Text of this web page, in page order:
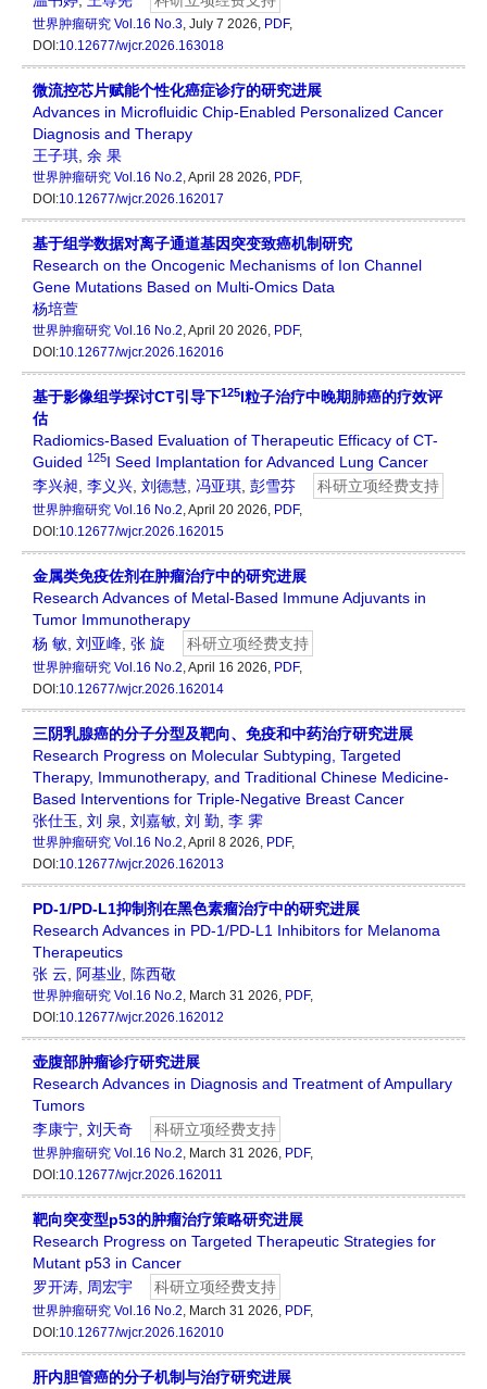
世界肿瘤研究 Vol.16 No.3, July 7 2026, PDF,
DOI:10.12677/wjcr.2026.163018
微流控芯片赋能个性化癌症诊疗的研究进展
Advances in Microfluidic Chip-Enabled Personalized Cancer
Diagnosis and Therapy
王子琪 余 果
世界肿瘤研究 Vol.16 No.2, April 28 2026, PDF,
DOI:10.12677/wjcr.2026.162017
基于组学数据对离子通道基因突变致癌机制研究
Research on the Oncogenic Mechanisms of Ion Channel
Gene Mutations Based on Multi-Omics Data
杨培萱
世界肿瘤研究 Vol.16 No.2, April 20 2026, PDF,
DOI:10.12677/wjcr.2026.162016
基于影像组学探讨CT引导下125I粒子治疗中晚期肺癌的疗效评
估
Radiomics-Based Evaluation of Therapeutic Efficacy of CT-
Guided 125I Seed Implantation for Advanced Lung Cancer
李兴昶 李义兴 刘德慧 冯亚琪 彭雪芬 科研立项经费支持
世界肿瘤研究 Vol.16 No.2, April 20 2026, PDF,
DOI:10.12677/wjcr.2026.162015
金属类免疫佐剂在肿瘤治疗中的研究进展
Research Advances of Metal-Based Immune Adjuvants in
Tumor Immunotherapy
杨 敏 刘亚峰 张 旋 科研立项经费支持
世界肿瘤研究 Vol.16 No.2, April 16 2026, PDF,
DOI:10.12677/wjcr.2026.162014
三阴乳腺癌的分子分型及靶向、免疫和中药治疗研究进展
Research Progress on Molecular Subtyping, Targeted
Therapy, Immunotherapy, and Traditional Chinese Medicine-
Based Interventions for Triple-Negative Breast Cancer
张仕玉
刘 泉 刘嘉敏 刘 勤 李 霁
世界肿瘤研究 Vol.16 No.2, April 8 2026, PDF,
DOI:10.12677/wjcr.2026.162013
PD-1/PD-L1抑制剂在黑色素瘤治疗中的研究进展
Research Advances in PD-1/PD-L1 Inhibitors for Melanoma
Therapeutics
张 云
阿基业 陈西敬
世界肿瘤研究 Vol.16 No.2, March 31 2026, PDF,
DOI:10.12677/wjcr.2026.162012
壶腹部肿瘤诊疗研究进展
Research Advances in Diagnosis and Treatment of Ampullary
Tumors
李康宁 刘天奇 科研立项经费支持
世界肿瘤研究 Vol.16 No.2, March 31 2026, PDF,
DOI:10.12677/wjcr.2026.162011
靶向突变型p53的肿瘤治疗策略研究进展
Research Progress on Targeted Therapeutic Strategies for
Mutant p53 in Cancer
罗开涛
周宏宇 科研立项经费支持
世界肿瘤研究 Vol.16 No.2, March 31 2026, PDF,
DOI:10.12677/wjcr.2026.162010
肝内胆管癌的分子机制与治疗研究进展